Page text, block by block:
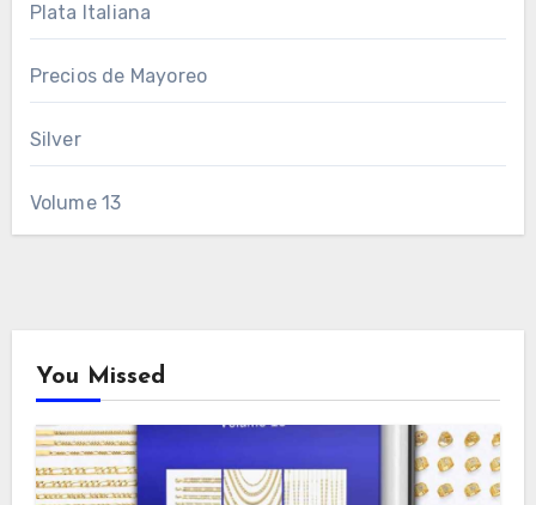
Plata Italiana
Precios de Mayoreo
Silver
Volume 13
You Missed